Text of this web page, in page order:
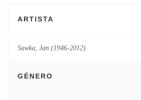
ARTISTA
Sawka, Jan (1946-2012)
GÉNERO